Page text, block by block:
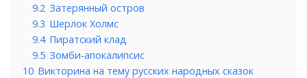
9.2 Затерянный остров
9.3 Шерлок Холмс
9.4 Пиратский клад
9.5 Зомби-апокалипсис
10 Викторина на тему русских народных сказок